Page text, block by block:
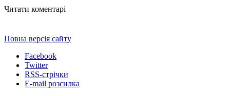
Читати коментарі
Повна версія сайту
Facebook
Twitter
RSS-стрічки
E-mail розсилка